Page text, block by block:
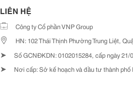
LIÊN HỆ
Công ty Cổ phần VNP Group
HN: 102 Thái Thịnh Phường Trung Liệt,
➤ Số GCNĐKDN: 0102015284, cấp ngày 21/
➤ Nơi cấp: Sở kế hoạch và đầu tư thành phố